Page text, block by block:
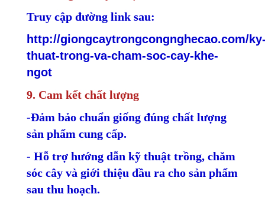
Truy cập đường link sau:
http://giongcaytrongcongnghecao.com/
thuat-trong-va-cham-soc-cay-khe-
ngot
9. Cam kết chất lượng
-Đảm bảo chuẩn giống đúng chất lượng
sản phẩm cung cấp.
- Hỗ trợ hướng dẫn kỹ thuật trồng, chăm
sóc cây và giới thiệu đầu ra cho sản phẩm
sau thu hoạch.